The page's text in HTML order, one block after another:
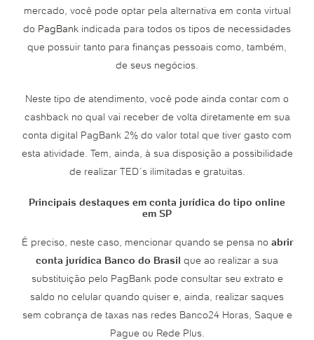
mercado, você pode optar pela alternativa em conta virtual
do PagBank indicada para todos os tipos de necessidades
que possuir tanto para finanças pessoais como, também,
de seus negócios.
Neste tipo de atendimento, você pode ainda contar com o
cashback no qual vai receber de volta diretamente em sua
conta digital PagBank 2% do valor total que tiver gasto com
esta atividade. Tem, ainda, à sua disposição a possibilidade
de realizar TED´s ilimitadas e gratuitas.
Principais destaques em conta jurídica do tipo online
em SP
É preciso, neste caso, mencionar quando se pensa no abrir
conta jurídica Banco do Brasil que ao realizar a sua
substituição pelo PagBank pode consultar seu extrato e
saldo no celular quando quiser e, ainda, realizar saques
sem cobrança de taxas nas redes Banco24 Horas, Saque e
Pague ou Rede Plus.